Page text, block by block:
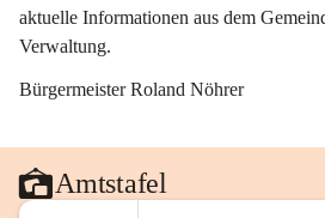
aktuelle Informationen aus dem
Verwaltung.
Bürgermeister Roland Nöhrer
Amtstafel